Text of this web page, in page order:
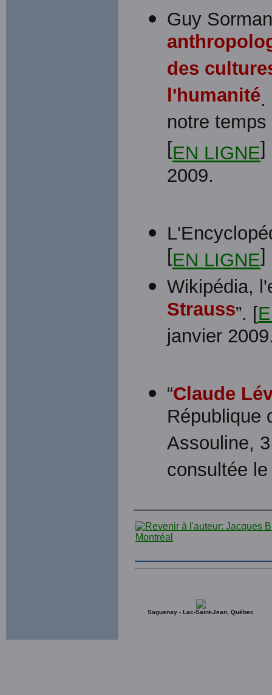
Guy
des
l'humanité.
notre
[EN LIGNE]
2009.
[EN LIGNE]
Wikipédia,
Strauss”. [
janvier
“Claude
République
Assouline,
consultée
Saguenay - Lac-Saint-Jean, Québec